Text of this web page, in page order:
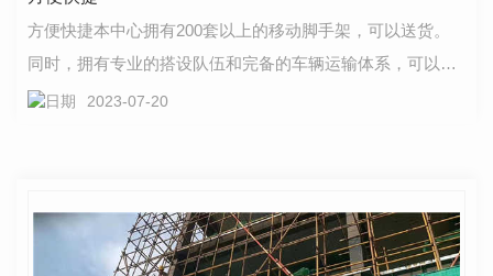
方便快捷本中心拥有200套以上的移动脚手架，可以送货。
同时，拥有专业的搭设队伍和完备的车辆运输体系，可以为
客户提供快速的服务，大大节约了客户的时间和精力。…
2023-07-20